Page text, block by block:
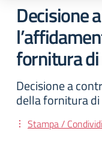
Decisione
fornitura
Decisione a
della fornitura
Stampa / Condividi